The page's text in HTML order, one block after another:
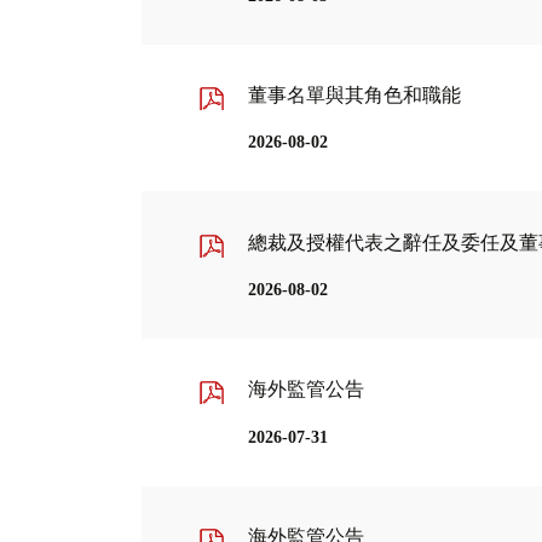
董事名單與其角色和職能
2026-08-02
總裁及授權代表之辭任及委任及
2026-08-02
海外監管公告
2026-07-31
海外監管公告